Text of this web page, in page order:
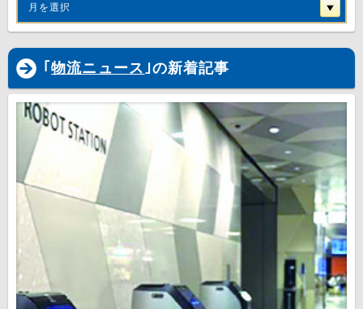
月を選択
｢ 物流ニュース｣の新着記事